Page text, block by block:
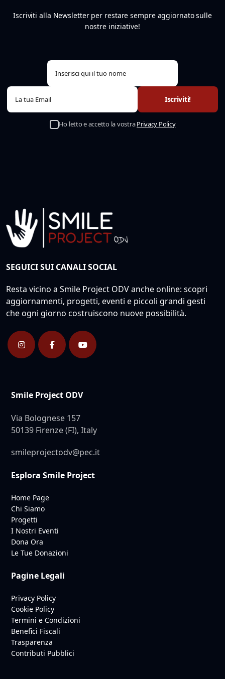
Iscriviti alla Newsletter per restare sempre aggiornato sulle
nostre iniziative!
Ho letto e accetto la vostraPrivacy Policy
SEGUICI SUI CANALI SOCIAL
Resta vicino a Smile Project ODV anche online: scopri
aggiornamenti, progetti, eventi e piccoli grandi gesti
che ogni giorno costruiscono nuove possibilità.
Smile Project ODV
Via Bolognese 157
50139 Firenze (FI), Italy
smileprojectodv@pec.it
Esplora Smile Project
Home Page
Chi Siamo
Progetti
I Nostri Eventi
Dona Ora
Le Tue Donazioni
Pagine Legali
Privacy Policy
Cookie Policy
Termini e Condizioni
Benefici Fiscali
Trasparenza
Contributi Pubblici